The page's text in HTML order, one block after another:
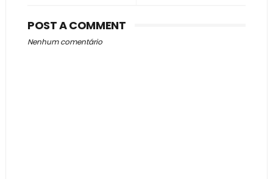
POST A COMMENT
Nenhum comentário